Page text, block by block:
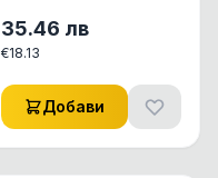
35.46 лв
€18.13
Добави